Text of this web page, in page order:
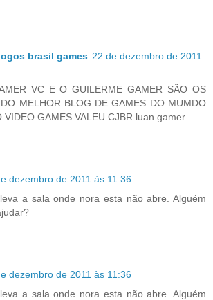
brasil games 22 de dezembro de 2011
VC E O GUILERME GAMER SÃO OS
MELHOR BLOG DE GAMES DO MUMDO
VIDEO GAMES VALEU CJBR luan gamer
dezembro de 2011 às 11:36
a sala onde nora esta não abre. Alguém
dezembro de 2011 às 11:36
a sala onde nora esta não abre. Alguém